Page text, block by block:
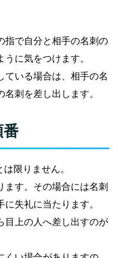
指で自分と相手の名刺の
に気をつけます。
ている場合は、相手の名
刺を差し出します。
限りません。
ます。その場合には名刺
失礼に当たります。
目上の人へ差し出すのが